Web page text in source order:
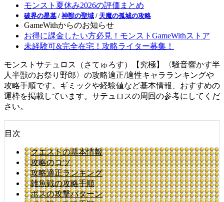
モンスト夏休み2026の評価まとめ
破界の星墓 / 神獣の聖域 / 天魔の孤城の攻略
GameWithからのお知らせ
お得に課金したい方必見！モンストGameWithストア
未経験可&完全在宅！攻略ライター募集！
モンストサテュロス（さてゅろす）【究極】〈騒音響かす半
人半獣のお祭り野郎〉の攻略適正/適性キャラランキングや
攻略手順です。ギミックや経験値など基本情報、おすすめの
運枠を掲載しています。サテュロスの周回の参考にしてくだ
さい。
目次
クエストの基本情報
攻略のコツ
攻略適正ランキング
雑魚戦の攻略手順
ボスの攻撃パターン